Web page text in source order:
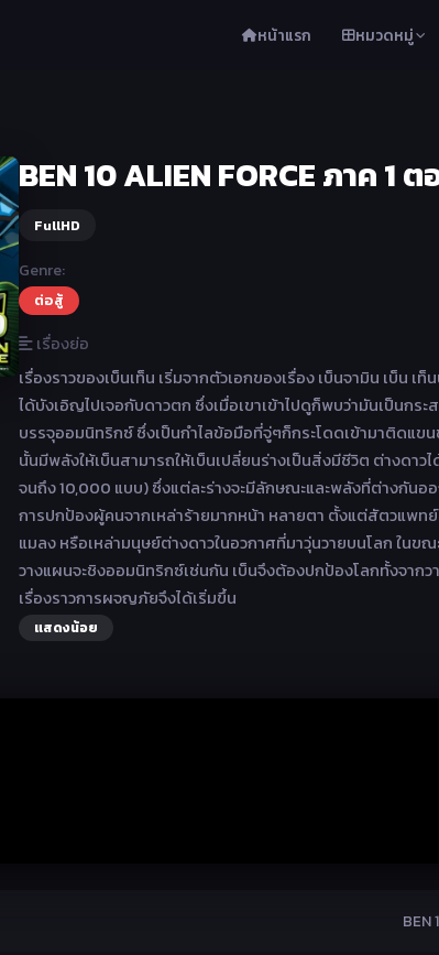
หน้าแรก หมวดหมู่
BEN 10 ALIEN FORCE ภาค 1
FullHD
Genre:
ต่อสู้
เรื่องย่อ
เรื่องราวของเบ็นเท็น เริ่มจากตัวเอกของเรื่อง เบ็นจามิน เบ็น
ได้บังเอิญไปเจอกับดาวตก ซึ่งเมื่อเขาเข้าไปดูก็พบว่ามันเป็นกร
บรรจุออมนิทริกซ์ ซึ่งเป็นกำไลข้อมือที่จู่ๆก็กระโดดเข้ามาติดแ
นั้นมีพลังให้เบ็นสามารถให้เบ็นเปลี่ยนร่างเป็นสิ่งมีชีวิต ต่างดาว
จนถึง 10,000 แบบ) ซึ่งแต่ละร่างจะมีลักษณะและพลังที่ต่างกันอ
การปกป้องผู้คนจากเหล่าร้ายมากหน้า หลายตา ตั้งแต่สัตวแพท
แมลง หรือเหล่ามนุษย์ต่างดาวในอวกาศที่มาวุ่นวายบนโลก ในข
วางแผนจะชิงออมนิทริกซ์เช่นกัน เบ็นจึงต้องปกป้องโลกทั้งจากว
เรื่องราวการผจญภัยจึงได้เริ่มขึ้น
แสดงน้อย
BEN